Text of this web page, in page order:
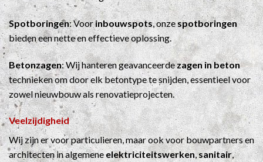
Spotboringen: Voorinbouwspots, onzespotboringen
bieden een nette en effectieve oplossing.
Betonzagen: Wij hanteren geavanceerde zagen in beton
technieken om door elk betontype te snijden, essentieel voor
zowel nieuwbouw als renovatieprojecten.
Veelzijdigheid
Wij zijn er voor particulieren, maar ook voor bouwpartners en
architecten in algemeneelektriciteitswerken,sanitair,